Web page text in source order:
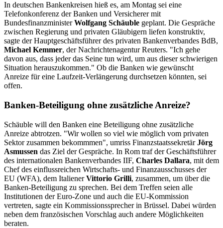
In deutschen Bankenkreisen hieß es, am Montag sei eine
Telefonkonferenz der Banken und Versicherer mit
BundesfinanzministerWolfgang Schäuble geplant. Die Gespräche
zwischen Regierung und privaten Gläubigern liefen konstruktiv,
sagte der Hauptgeschäftsführer des privaten Bankenverbandes BdB,
Michael Kemmer, der Nachrichtenagentur Reuters. "Ich gehe
davon aus, dass jeder das Seine tun wird, um aus dieser schwierigen
Situation herauszukommen." Ob die Banken wie gewünscht
Anreize für eine Laufzeit-Verlängerung durchsetzen könnten, sei
offen.
Banken-Beteiligung ohne zusätzliche Anreize?
Schäuble will den Banken eine Beteiligung ohne zusätzliche
Anreize abtrotzen. "Wir wollen so viel wie möglich vom privaten
Sektor zusammen bekommmen", umriss FinanzstaatssekretärJörg
Asmussen das Ziel der Gespräche. In Rom traf der Geschäftsführer
des internationalen Bankenverbandes IIF, Charles Dallara, mit dem
Chef des einflussreichen Wirtschafts- und Finanzausschusses der
EU (WFA), dem ItalienerVittorio Grilli, zusammen, um über die
Banken-Beteiligung zu sprechen. Bei dem Treffen seien alle
Institutionen der Euro-Zone und auch die EU-Kommission
vertreten, sagte ein Kommissionssprecher in Brüssel. Dabei würden
neben dem französischen Vorschlag auch andere Möglichkeiten
beraten.